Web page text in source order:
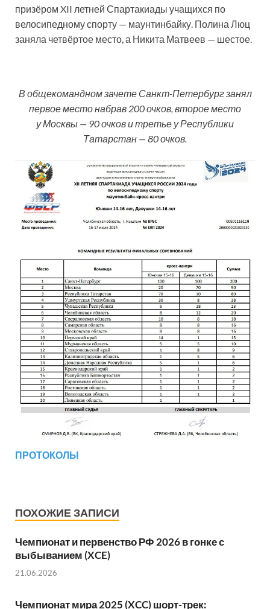
призёром XII летней Спартакиады учащихся по
велосипедному спорту — маунтинбайку. Полина Люц
заняла четвёртое место, а Никита Матвеев — шестое.
В общекомандном зачете Санкт-Петербург занял
первое место набрав 200 очков, второе место
у Москвы — 90 очков и третье у Республики
Татарстан — 80 очков.
ПРОТОКОЛЫ
ПОХОЖИЕ ЗАПИСИ
Чемпионат и первенство РФ 2026 в гонке с
выбыванием (XCE)
21.06.2026
Чемпионат мира 2025 (XCC) шорт-трек: